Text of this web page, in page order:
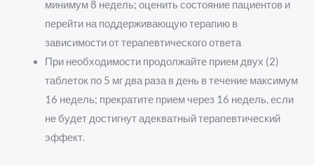
минимум 8 недель; оценить состояние пациентов и
перейти на поддерживающую терапию в
зависимости от терапевтического ответа
При необходимости продолжайте прием двух (2)
таблеток по 5 мг два раза в день в течение максимум
16 недель; прекратите прием через 16 недель, если
не будет достигнут адекватный терапевтический
эффект.